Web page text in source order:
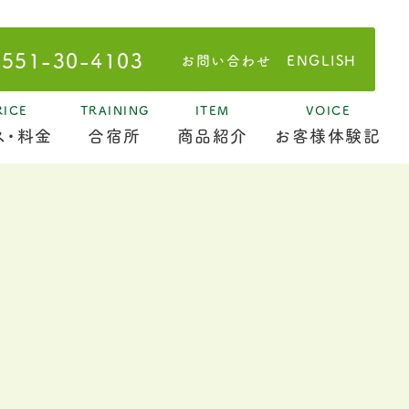
30-4103 お問い合わせ ENGLISH
・料金
TRAINING
合宿所
ITEM
商品紹介
VOICE
お客様体験記